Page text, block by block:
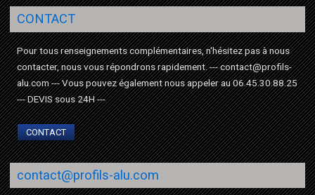
CONTACT
Pour tous renseignements complémentaires, n'hésitez pas à nous
contacter, nous vous répondrons rapidement. --- contact@profils-
alu.com --- Vous pouvez également nous appeler au 06.45.30.88.25
--- DEVIS sous 24H ---
CONTACT
contact@profils-alu.com